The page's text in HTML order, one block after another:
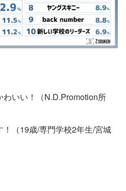
わいい！（N.D.Promotion所
！（19歳/専門学校2年生/宮城